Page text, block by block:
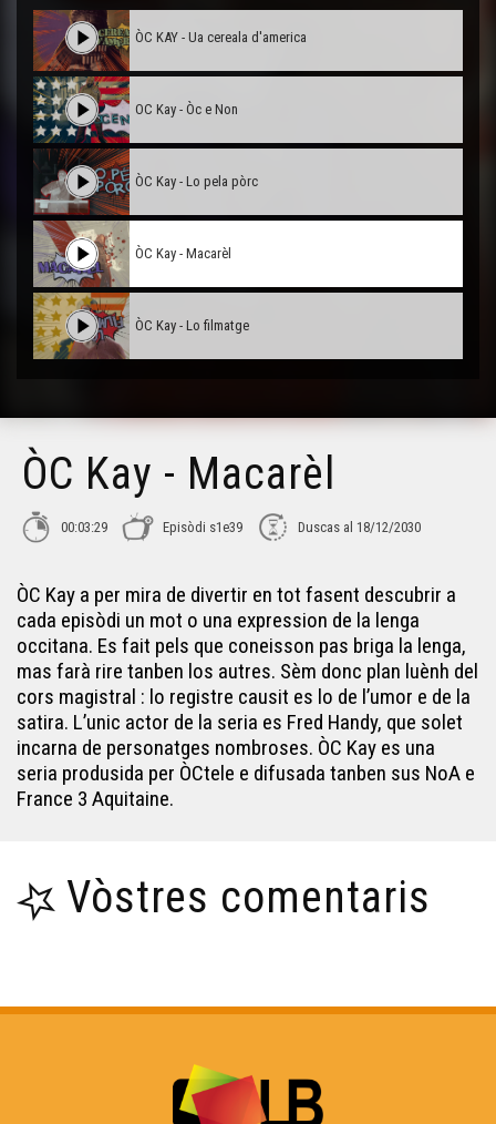
ÒC KAY - Ua cereala d'america
OC Kay - Òc e Non
ÒC Kay - Lo pela pòrc
ÒC Kay - Macarèl
ÒC Kay - Lo filmatge
ÒC Kay - Macarèl
00:03:29 Episòdi s1e39 Duscas al 18/12/2030
ÒC Kay a per mira de divertir en tot fasent descubrir a
cada episòdi un mot o una expression de la lenga
occitana. Es fait pels que coneisson pas briga la lenga,
mas farà rire tanben los autres. Sèm donc plan luènh del
cors magistral : lo registre causit es lo de l’umor e de la
satira. L’unic actor de la seria es Fred Handy, que solet
incarna de personatges nombroses. ÒC Kay es una
seria produsida per ÒCtele e difusada tanben sus NoA e
France 3 Aquitaine.
Vòstres comentaris